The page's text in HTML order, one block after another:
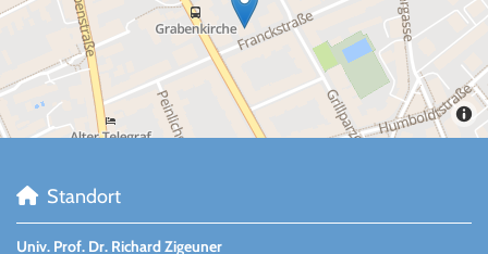
 Standort
Univ. Prof. Dr. Richard Zigeuner